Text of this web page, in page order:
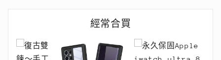
經常合買